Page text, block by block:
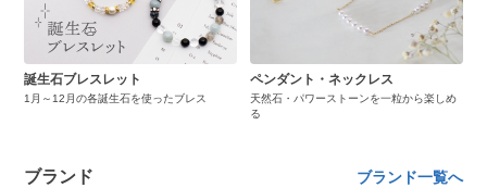
誕生石ブレスレット
1月～12月の各誕生石を使ったブレス
ペンダント・ネックレス
天然石・パワーストーンを一粒から楽しめ
る
ブランド ブランド一覧へ